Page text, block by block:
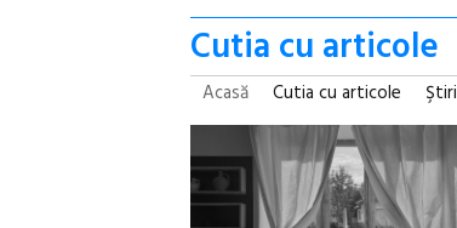
Cutia cu articole
Acasă Cutia cu articole Ştiri